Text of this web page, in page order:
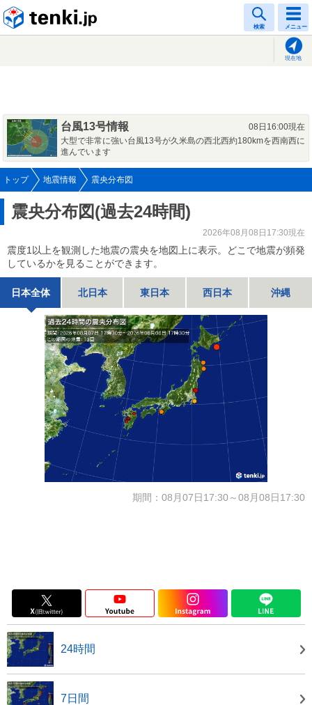
検索 メニュー
現在地
台風13号情報
08日16:00現在
大型で非常に強い台風13号が久米島の西北西約180kmを西南西に
進んでいます
トップ 地震情報 震央分布図
震央分布図(過去24時間)
2026年08月08日17:30現在
震度1以上を観測した地震の震央を地図上に表示。どこで地震が頻発
しているかを見ることができます。
日本全体 北日本 東日本 西日本 沖縄
期間：08月07日17:30～08月08日17:30
24時間
7日間